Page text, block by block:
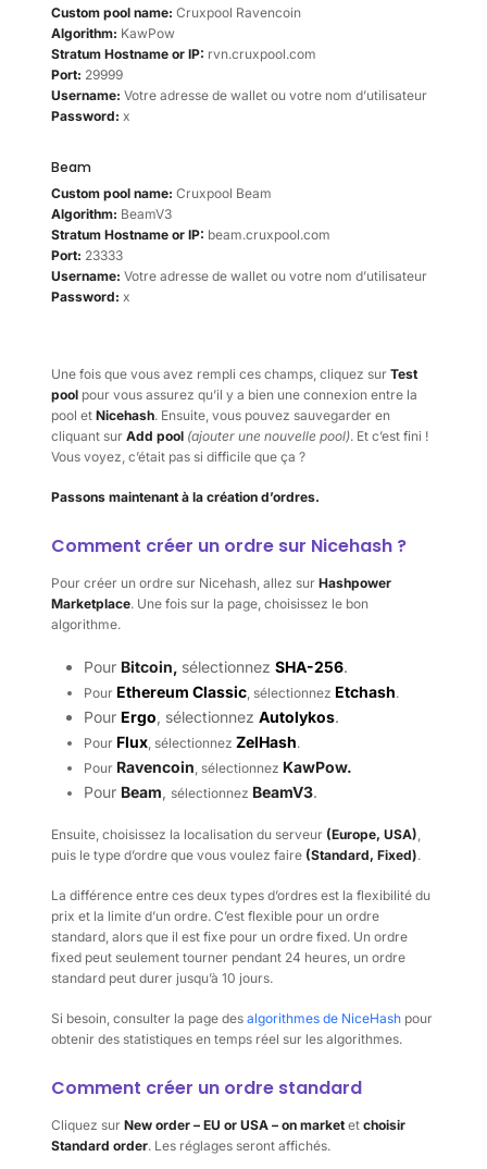
Custom pool name: Cruxpool Ravencoin
Algorithm: KawPow
Stratum Hostname or IP: rvn.cruxpool.com
Port: 29999
Username: Votre adresse de wallet ou votre nom d’utilisateur
Password: x
Beam
Custom pool name: Cruxpool Beam
Algorithm: BeamV3
Stratum Hostname or IP: beam.cruxpool.com
Port: 23333
Username: Votre adresse de wallet ou votre nom d’utilisateur
Password: x
Une fois que vous avez rempli ces champs, cliquez sur Test
poolpour vous assurez qu’il y a bien une connexion entre la
pool et Nicehash. Ensuite, vous pouvez sauvegarder en
cliquant sur Add pool (ajouter une nouvelle pool). Et c’est fini !
Vous voyez, c’était pas si difficile que ça ?
Passons maintenant à la création d’ordres.
Comment créer un ordre sur Nicehash ?
Pour créer un ordre sur Nicehash, allez sur Hashpower
Marketplace. Une fois sur la page, choisissez le bon
algorithme.
Pour Bitcoin, sélectionnez SHA-256.
Pour Ethereum Classic, sélectionnez Etchash.
Pour Ergo, sélectionnez Autolykos.
Pour Flux, sélectionnez ZelHash.
Pour Ravencoin, sélectionnez KawPow.
Pour Beam, sélectionnez BeamV3.
Ensuite, choisissez la localisation du serveur (Europe, USA),
puis le type d’ordre que vous voulez faire (Standard, Fixed).
La différence entre ces deux types d’ordres est la flexibilité du
prix et la limite d’un ordre. C’est flexible pour un ordre
standard, alors que il est fixe pour un ordre fixed. Un ordre
fixed peut seulement tourner pendant 24 heures, un ordre
standard peut durer jusqu’à 10 jours.
Si besoin, consulter la page des algorithmes de NiceHashpour
obtenir des statistiques en temps réel sur les algorithmes.
Comment créer un ordre standard
Cliquez sur New order – EU or USA – on market et choisir
Standard order. Les réglages seront affichés.